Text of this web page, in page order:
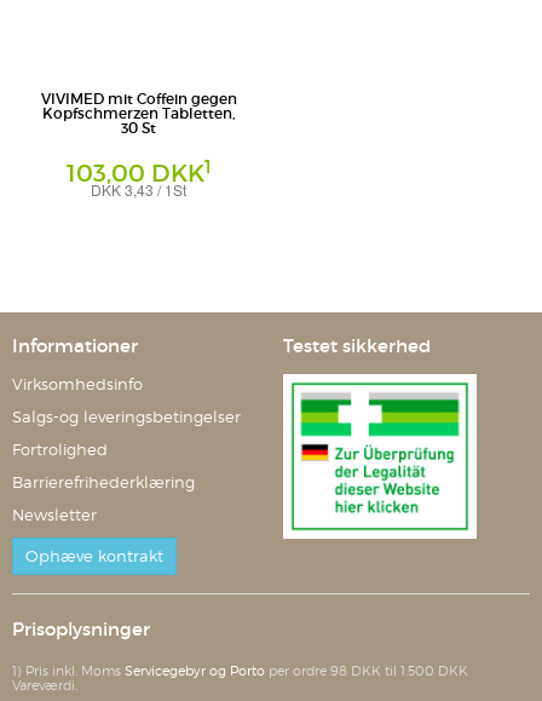
VIVIMED mit Coffein gegen
Kopfschmerzen Tabletten,
30 St
103,00 DKK1
DKK 3,43 / 1St
Informationer
Virksomhedsinfo
Salgs-og leveringsbetingelser
Fortrolighed
Barrierefrihederklæring
Newsletter
Ophæve kontrakt
Testet sikkerhed
Prisoplysninger
1) Pris inkl. Moms Servicegebyr og Porto per ordre 98 DKK til 1.500 DKK
Vareværdi.